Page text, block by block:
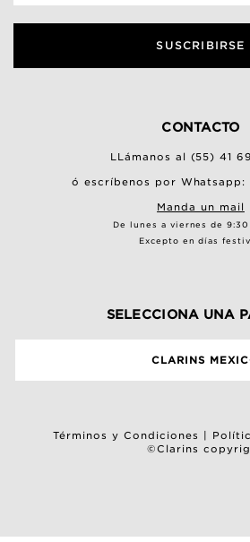
SUSCRIBIRSE
CONTACTO
LLámanos al (55) 41
ó escríbenos por Whatsapp:
Manda un mail
De lunes a viernes de 9:30
Excepto en días
SELECCIONA UNA
CLARINS
Términos y Condiciones
©Clarins